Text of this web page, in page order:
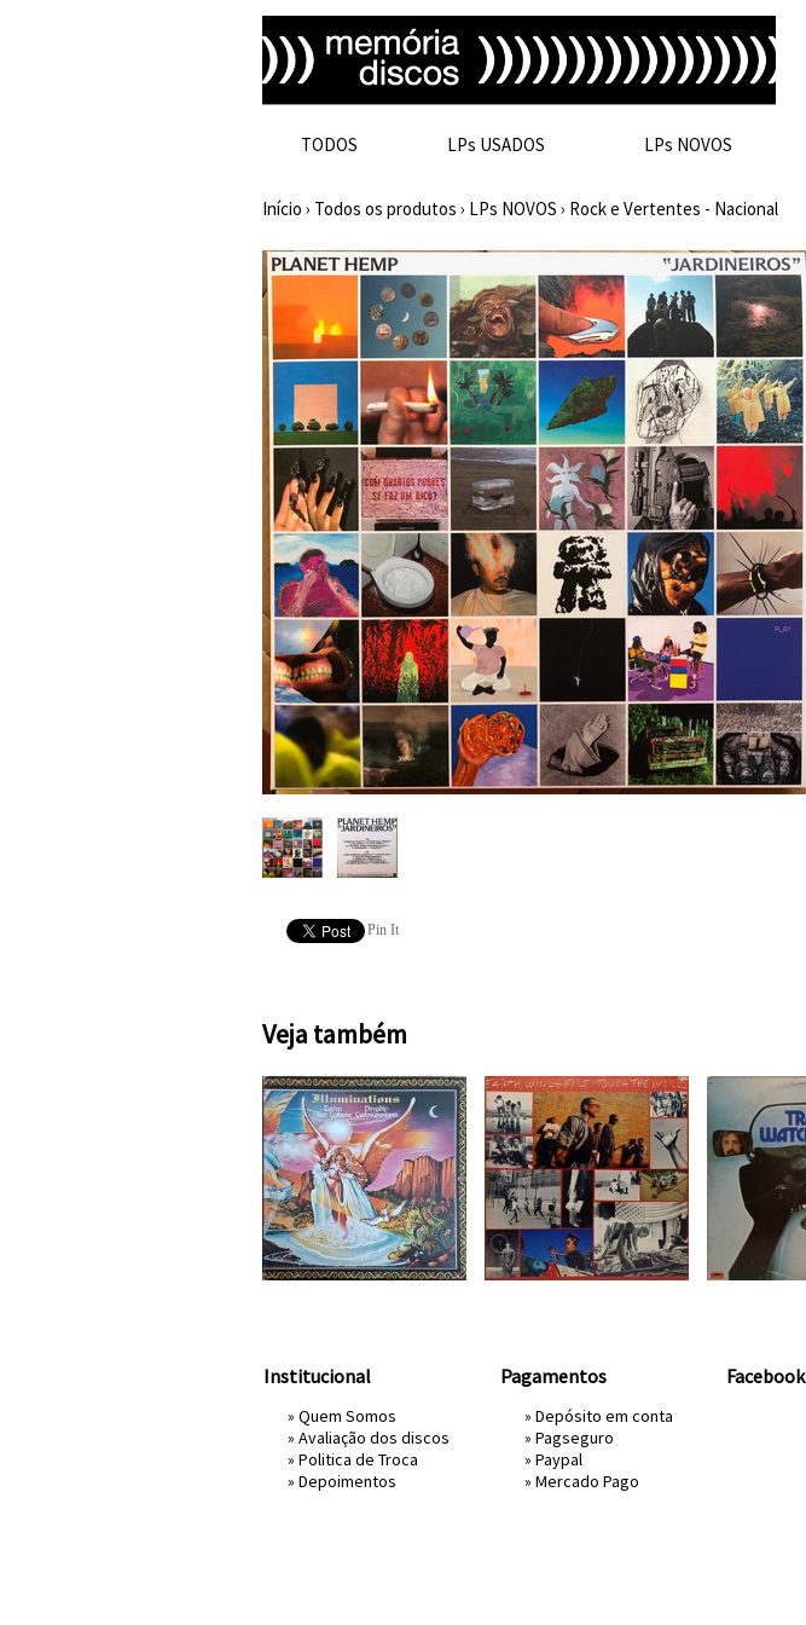
TODOS LPs USADOS LPs NOVOS
Início › Todos os produtos › LPs NOVOS › Rock e Vertentes - Nacional
Pin It
Veja também
Institucional
» Quem Somos
» Avaliação dos discos
» Politica de Troca
» Depoimentos
Pagamentos
» Depósito em conta
» Pagseguro
» Paypal
» Mercado Pago
Facebook